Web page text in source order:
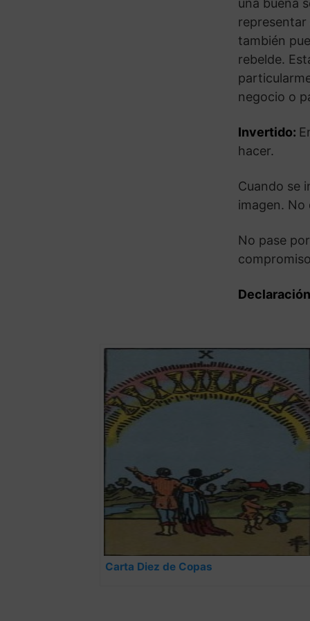
una buena
representar
también
rebelde.
negocio o
Invertido:
hacer.
Cuando se
imagen.
No pase
Carta Diez de Copas